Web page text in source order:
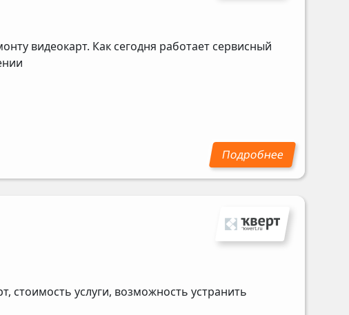
видеокарт. Как сегодня работает сервисный
стоимость услуги, возможность устранить